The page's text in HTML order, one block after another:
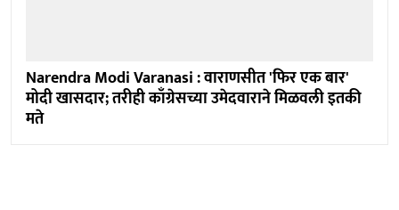
Narendra Modi Varanasi : वाराणसीत 'फिर एक बार'
मोदी खासदार; तरीही काँग्रेसच्या उमेदवाराने मिळवली इतकी
मते